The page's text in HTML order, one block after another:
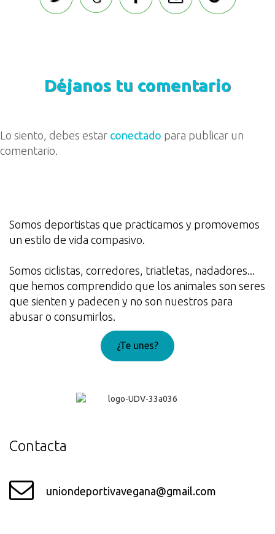
Déjanos tu comentario
Lo siento, debes estar conectado para publicar un
comentario.
Somos deportistas que practicamos y promovemos
un estilo de vida compasivo.
Somos ciclistas, corredores, triatletas, nadadores...
que hemos comprendido que los animales son seres
que sienten y padecen y no son nuestros para
abusar o consumirlos.
¿Te unes?
Contacta
uniondeportivavegana@gmail.com